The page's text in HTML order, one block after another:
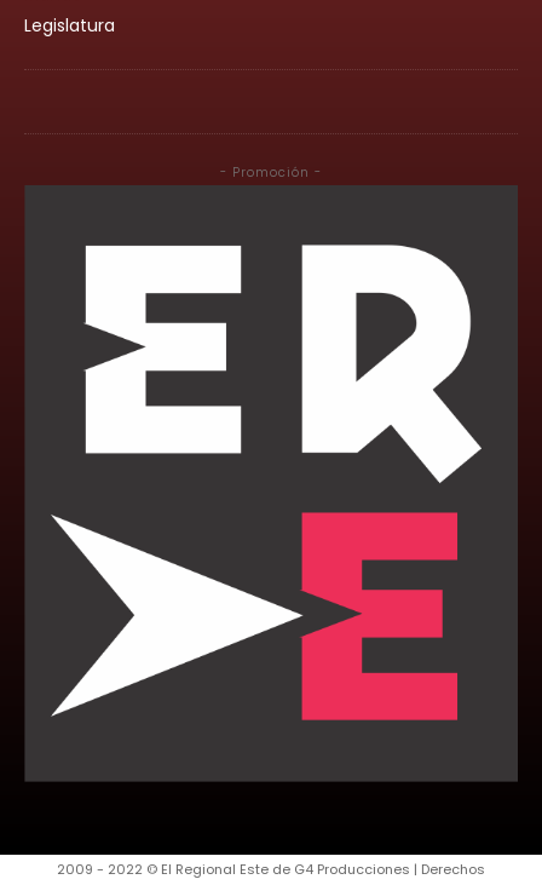
Legislatura
- Promoción -
2009 - 2022 © El Regional Este de G4 Producciones | Derechos